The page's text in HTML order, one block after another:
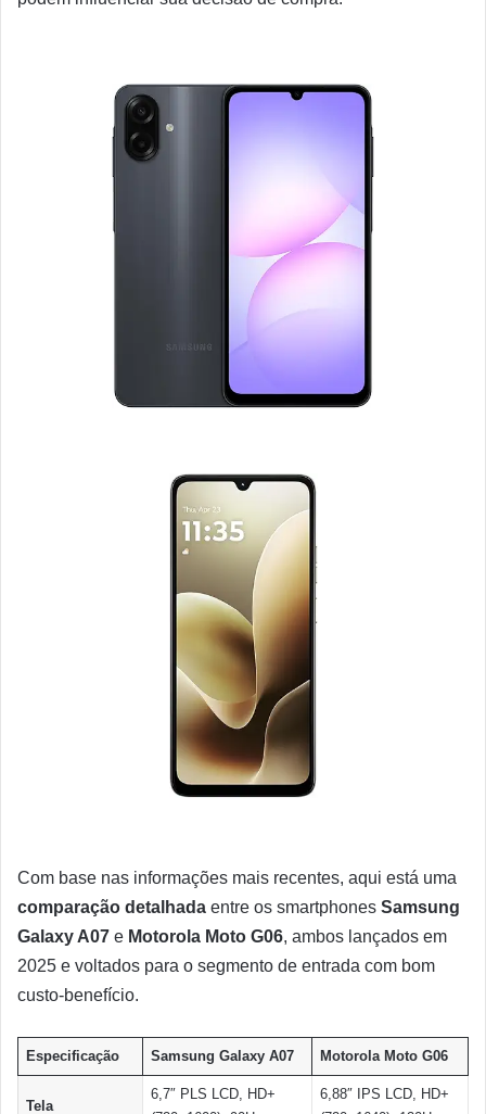
Com base nas informações mais recentes, aqui está uma
comparação detalhada entre os smartphones Samsung
Galaxy A07 e Motorola Moto G06, ambos lançados em
2025 e voltados para o segmento de entrada com bom
custo-benefício.
Especificação Samsung Galaxy A07 Motorola Moto G06
Tela
6,7″ PLS LCD, HD+
6,88″ IPS LCD, HD+